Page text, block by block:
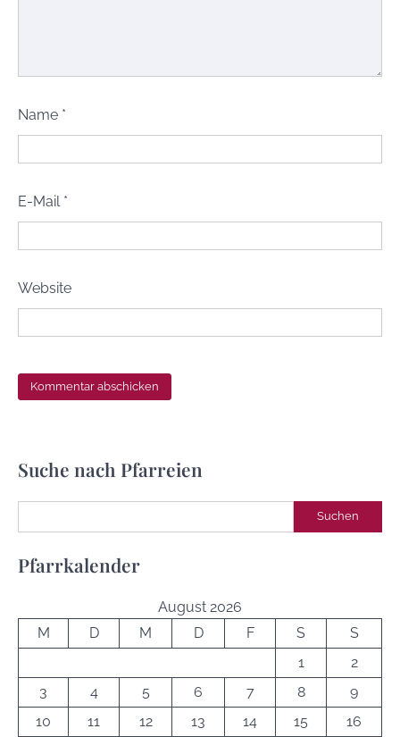
Name *
E-Mail *
Website
Suche nach Pfarreien
Suchen
Pfarrkalender
August 2026
M
D M D F S
S
1
2
3
4 5 6 7 8
9
10
11 12 13 14 15
16